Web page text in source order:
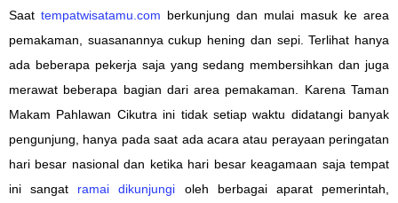
Saat tempatwisatamu.com berkunjung dan mulai masuk ke area
pemakaman, suasanannya cukup hening dan sepi. Terlihat hanya
ada beberapa pekerja saja yang sedang membersihkan dan juga
merawat beberapa bagian dari area pemakaman. Karena Taman
Makam Pahlawan Cikutra ini tidak setiap waktu didatangi banyak
pengunjung, hanya pada saat ada acara atau perayaan peringatan
hari besar nasional dan ketika hari besar keagamaan saja tempat
ini sangat ramai dikunjungi oleh berbagai aparat pemerintah,